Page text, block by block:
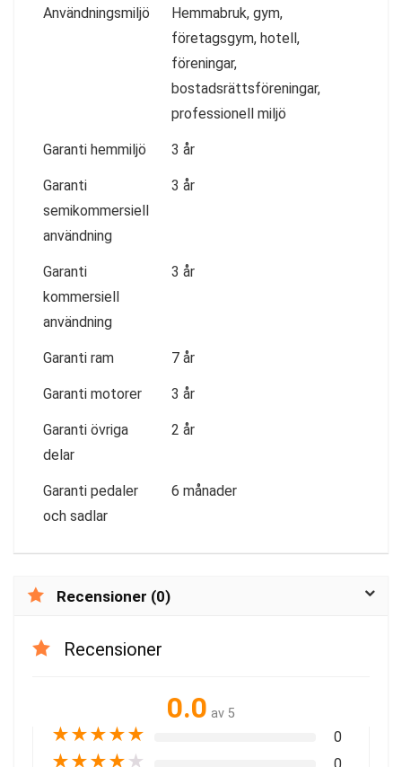
Användningsmiljö
Hemmabruk, gym,
företagsgym, hotell,
föreningar,
bostadsrättsföreningar,
professionell miljö
Garanti hemmiljö 3 år
Garanti
semikommersiell
användning
3 år
Garanti
kommersiell
användning
3 år
Garanti ram 7 år
Garanti motorer 3 år
Garanti övriga
delar
2 år
Garanti pedaler
och sadlar
6 månader
Recensioner (0)
Recensioner
0.0 av 5
★★★★★ 0
★★★★ ★